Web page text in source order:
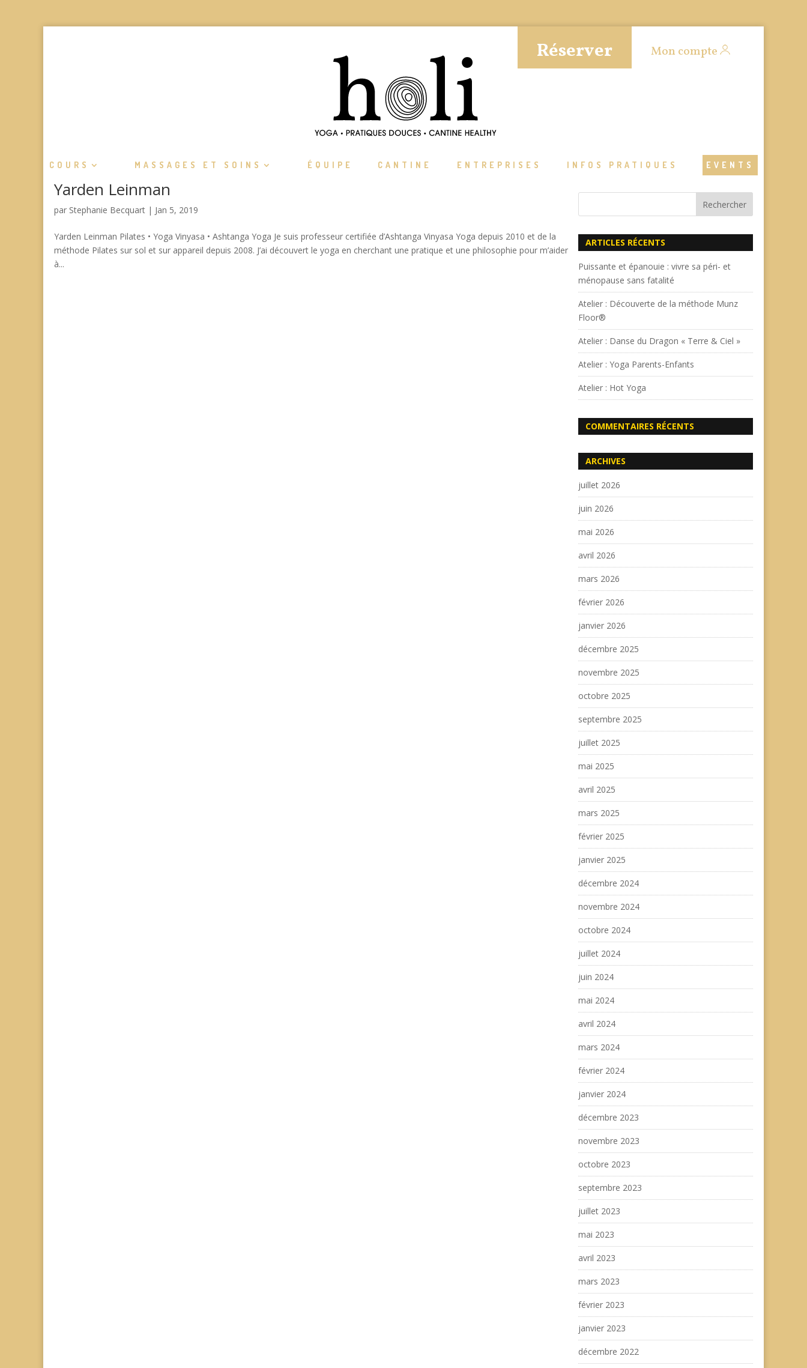
Réserver Mon compte
COURS MASSAGES ET SOINS ÉQUIPE CANTINE ENTREPRISES INFOS PRATIQUES EVENTS
Yarden Leinman
par Stephanie Becquart | Jan 5, 2019
Yarden Leinman Pilates • Yoga Vinyasa • Ashtanga Yoga Je suis professeur certifiée d’Ashtanga Vinyasa Yoga depuis 2010 et de la
méthode Pilates sur sol et sur appareil depuis 2008. J’ai découvert le yoga en cherchant une pratique et une philosophie pour m’aider
à...
ARTICLES RÉCENTS
Puissante et épanouie : vivre sa péri- et
ménopause sans fatalité
Atelier : Découverte de la méthode Munz
Floor®
Atelier : Danse du Dragon « Terre & Ciel »
Atelier : Yoga Parents-Enfants
Atelier : Hot Yoga
COMMENTAIRES RÉCENTS
ARCHIVES
juillet 2026
juin 2026
mai 2026
avril 2026
mars 2026
février 2026
janvier 2026
décembre 2025
novembre 2025
octobre 2025
septembre 2025
juillet 2025
mai 2025
avril 2025
mars 2025
février 2025
janvier 2025
décembre 2024
novembre 2024
octobre 2024
juillet 2024
juin 2024
mai 2024
avril 2024
mars 2024
février 2024
janvier 2024
décembre 2023
novembre 2023
octobre 2023
septembre 2023
juillet 2023
mai 2023
avril 2023
mars 2023
février 2023
janvier 2023
décembre 2022